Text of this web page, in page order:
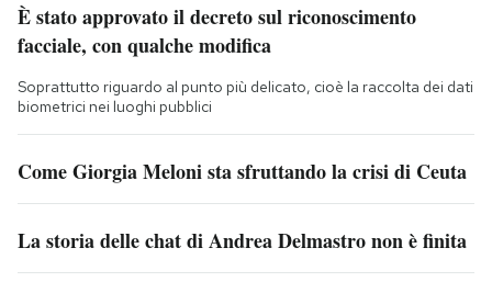
È stato approvato il decreto sul riconoscimento
facciale, con qualche modifica
Soprattutto riguardo al punto più delicato, cioè la raccolta dei dati
biometrici nei luoghi pubblici
Come Giorgia Meloni sta sfruttando la crisi di Ceuta
La storia delle chat di Andrea Delmastro non è finita